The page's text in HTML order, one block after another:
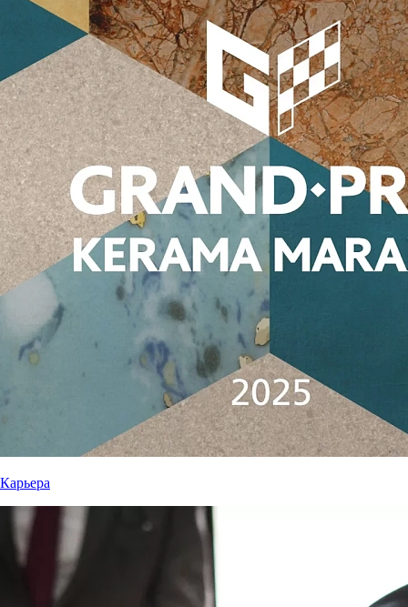
Карьера